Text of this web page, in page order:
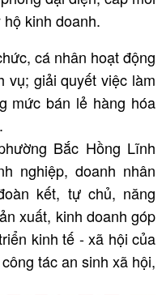
kinh doanh.
cá nhân hoạt động
vụ; giải quyết việc làm
mức bán lẻ hàng hóa
Bắc Hồng Lĩnh
nghiệp, doanh nhân
kết, tự chủ, năng
xuất, kinh doanh góp
kinh tế - xã hội của
tác an sinh xã hội,